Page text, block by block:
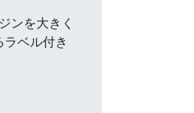
ンを大きく
ベル付き